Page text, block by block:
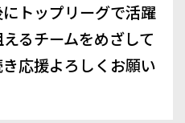
トップリーグで活躍
るチームをめざして
応援よろしくお願い